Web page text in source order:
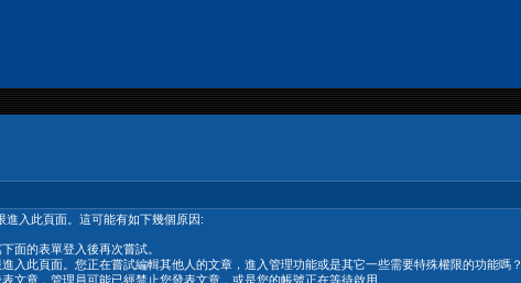
進入此頁面。這可能有如下幾個原因:
面的表單登入後再次嘗試。
入此頁面。您正在嘗試編輯其他人的文章，進入管理功能或是其它一些需要特殊權限的功能嗎？
文章，管理員可能已經禁止您發表文章，或是您的帳號正在等待啟用。